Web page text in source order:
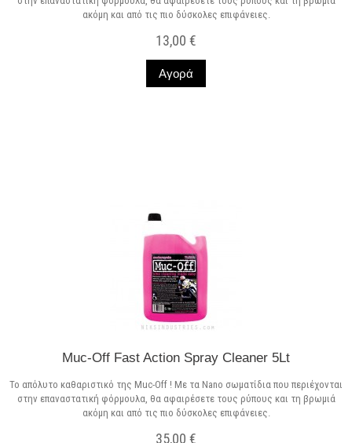
ακόμη και από τις πιο δύσκολες επιφάνειες.
13,00 €
Αγορά
Muc-Off Fast Action Spray Cleaner 5Lt
Το απόλυτο καθαριστικό της Muc-Off ! Με τα Nano σωματίδια που περιέχονται
στην επαναστατική φόρμουλα, θα αφαιρέσετε τους ρύπους και τη βρωμιά
ακόμη και από τις πιο δύσκολες επιφάνειες.
35,00 €